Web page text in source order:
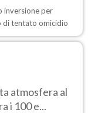
inversione per
di tentato omicidio
atmosfera al
i 100 e...